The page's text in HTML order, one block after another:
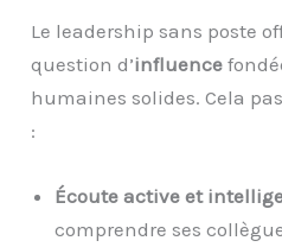
Le leadership sans poste
question d’influence
humaines solides. Cela
:
Écoute active et
comprendre ses